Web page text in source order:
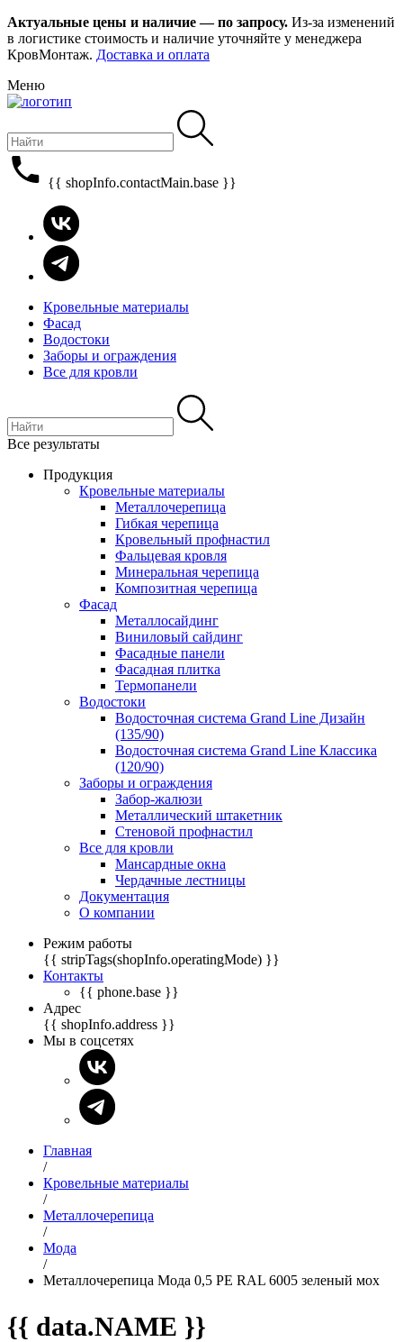
Актуальные цены и наличие — по запросу. Из-за изменений
в логистике стоимость и наличие уточняйте у менеджера
КровМонтаж. Доставка и оплата
Меню
{{ shopInfo.contactMain.base }}
Кровельные материалы
Фасад
Водостоки
Заборы и ограждения
Все для кровли
Все результаты
Продукция
Кровельные материалы
Металлочерепица
Гибкая черепица
Кровельный профнастил
Фальцевая кровля
Минеральная черепица
Композитная черепица
Фасад
Металлосайдинг
Виниловый сайдинг
Фасадные панели
Фасадная плитка
Термопанели
Водостоки
Водосточная система Grand Line Дизайн
(135/90)
Водосточная система Grand Line Классика
(120/90)
Заборы и ограждения
Забор-жалюзи
Металлический штакетник
Стеновой профнастил
Все для кровли
Мансардные окна
Чердачные лестницы
Документация
О компании
Режим работы
{{ stripTags(shopInfo.operatingMode) }}
Контакты
{{ phone.base }}
Адрес
{{ shopInfo.address }}
Мы в соцсетях
Главная
/
Кровельные материалы
/
Металлочерепица
/
Мода
/
Металлочерепица Мода 0,5 PE RAL 6005 зеленый мох
{{ data.NAME }}